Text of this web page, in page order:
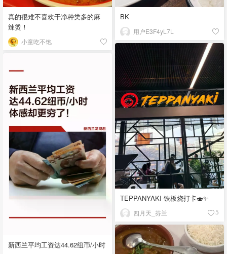
真的很难不喜欢干净种类多的麻
辣烫！
小童吃不饱
BK
用户E3F4yL7L
TEPPANYAKI 铁板烧打卡🍣✨
四月天_芬兰 5
新西兰平均工资达44.62纽币/小时